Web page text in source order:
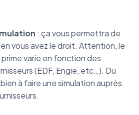
: ça vous permettra de
vous avez le droit. Attention, le
varie en fonction des
(EDF, Engie, etc…). Du
à faire une simulation auprès